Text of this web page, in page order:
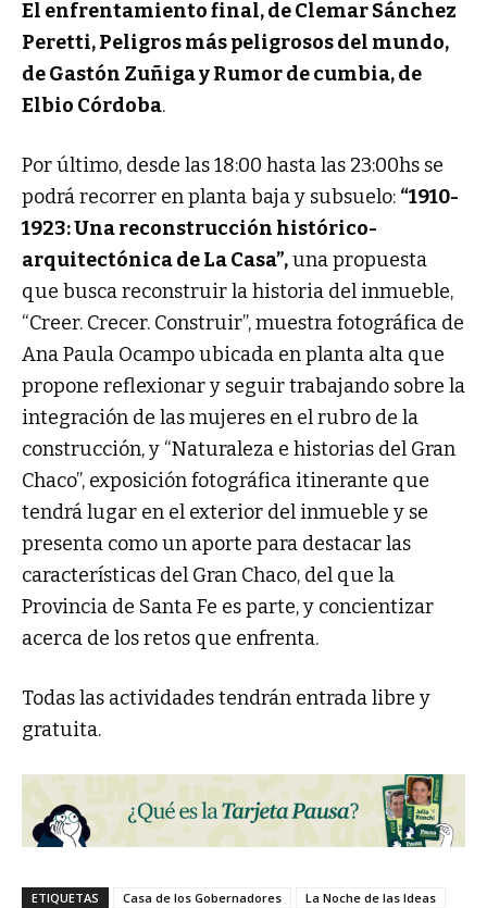
El enfrentamiento final, de Clemar Sánchez
Peretti, Peligros más peligrosos del mundo,
de Gastón Zuñiga y Rumor de cumbia, de
Elbio Córdoba.
Por último, desde las 18:00 hasta las 23:00hs se
podrá recorrer en planta baja y subsuelo: “1910-
1923: Una reconstrucción histórico-
arquitectónica de La Casa”,una propuesta
que busca reconstruir la historia del inmueble,
“Creer. Crecer. Construir”, muestra fotográfica de
Ana Paula Ocampo ubicada en planta alta que
propone reflexionar y seguir trabajando sobre la
integración de las mujeres en el rubro de la
construcción, y “Naturaleza e historias del Gran
Chaco”, exposición fotográfica itinerante que
tendrá lugar en el exterior del inmueble y se
presenta como un aporte para destacar las
características del Gran Chaco, del que la
Provincia de Santa Fe es parte, y concientizar
acerca de los retos que enfrenta.
Todas las actividades tendrán entrada libre y
gratuita.
ETIQUETAS Casa de los Gobernadores La Noche de las Ideas